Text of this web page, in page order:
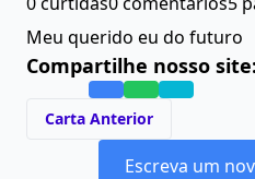
Meu querido eu do futuro
Compartilhe nosso site:
Carta Anterior
Escreva um